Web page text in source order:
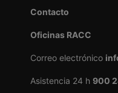
Contacto
Oficinas RACC
Correo electrónico
Asistencia 24 h 900